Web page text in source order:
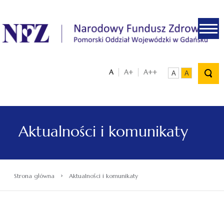
.
A A+ A++ A A
Aktualności i komunikaty
Strona główna › Aktualności i komunikaty